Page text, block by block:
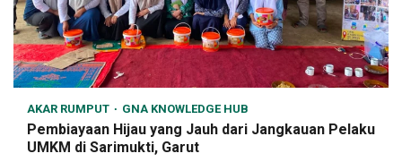
AKAR RUMPUT GNA KNOWLEDGE HUB
Pembiayaan Hijau yang Jauh dari Jangkauan Pelaku
UMKM di Sarimukti, Garut